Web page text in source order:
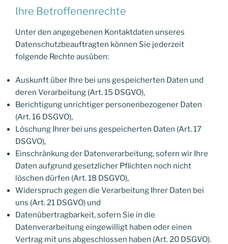
Ihre Betroffenenrechte
Unter den angegebenen Kontaktdaten unseres
Datenschutzbeauftragten können Sie jederzeit
folgende Rechte ausüben:
Auskunft über Ihre bei uns gespeicherten Daten und
deren Verarbeitung (Art. 15 DSGVO),
Berichtigung unrichtiger personenbezogener Daten
(Art. 16 DSGVO),
Löschung Ihrer bei uns gespeicherten Daten (Art. 17
DSGVO),
Einschränkung der Datenverarbeitung, sofern wir Ihre
Daten aufgrund gesetzlicher Pflichten noch nicht
löschen dürfen (Art. 18 DSGVO),
Widerspruch gegen die Verarbeitung Ihrer Daten bei
uns (Art. 21 DSGVO) und
Datenübertragbarkeit, sofern Sie in die
Datenverarbeitung eingewilligt haben oder einen
Vertrag mit uns abgeschlossen haben (Art. 20 DSGVO).